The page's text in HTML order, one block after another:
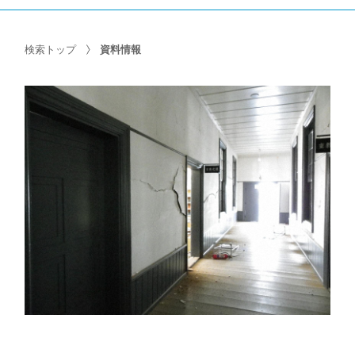
検索トップ 資料情報